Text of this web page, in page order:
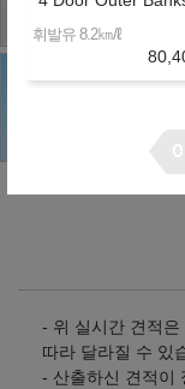
- 위 실시간 견적
따라 달라질 수 있
- 산출하신 견적이
휘발유 8.2㎞/ℓ